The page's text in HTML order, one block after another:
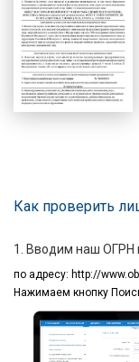
Как проверить
1. Вводим наш
по адресу: http://
Нажимаем кнопку